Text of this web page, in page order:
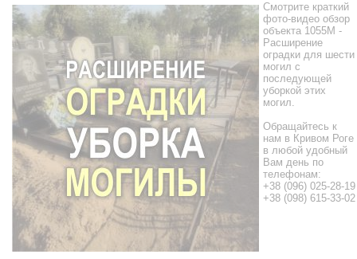
Смотрите краткий
фото-видео обзор
объекта 1055M -
Расширение
оградки для шести
могил с
последующей
уборкой этих
могил.
Обращайтесь к
нам в Кривом Роге
в любой удобный
Вам день по
телефонам:
+38 (096) 025-28-19
+38 (098) 615-33-02